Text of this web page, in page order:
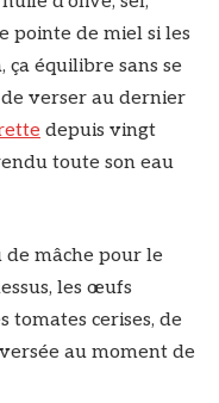
pointe de miel si les
ça équilibre sans se
de verser au dernier
depuis vingt
toute son eau
mâche pour le
les œufs
tomates cerises, de
au moment de